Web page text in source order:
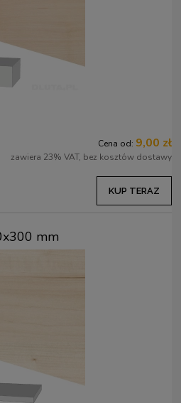
Cena od: 9,00 zł
zawiera 23% VAT, bez kosztów dostawy
KUP TERAZ
mm